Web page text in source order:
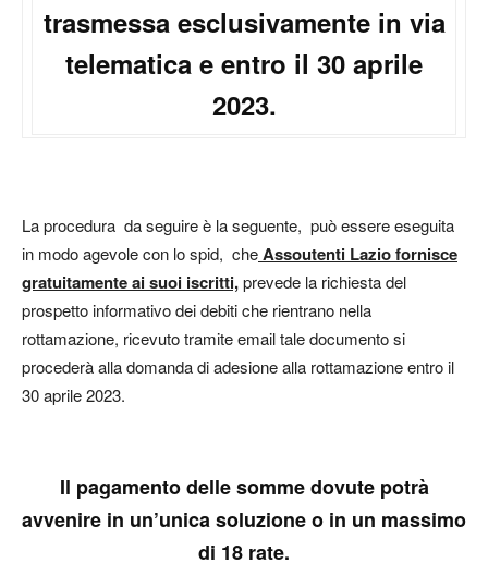
trasmessa esclusivamente in via
telematica e entro il 30 aprile
2023.
La procedura da seguire è la seguente, può essere eseguita
in modo agevole con lo spid, cheAssoutenti Lazio fornisce
gratuitamente ai suoi iscritti,prevede la richiesta del
prospetto informativo dei debiti che rientrano nella
rottamazione, ricevuto tramite email tale documento si
procederà alla domanda di adesione alla rottamazione entro il
30 aprile 2023.
Il pagamento delle somme dovute potrà
avvenire in un’unica soluzione o in un massimo
di 18 rate.